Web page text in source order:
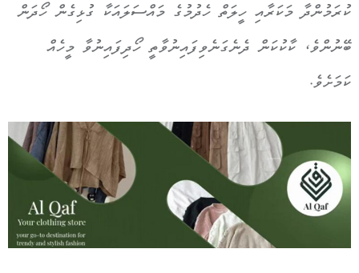
ކުރަމުންދާ މަކަރާއި ހީލަތް ހެދުމުގެ މައްސަލައަކާ ގުޅިގެން ހޯދަން
ބޭނުންވެ، ކާކުކަން ދެނެގަނެވިފައިނުވާތީ ހޯދިފައިނުވާ މީހެއް
ކަމަށެވެ.